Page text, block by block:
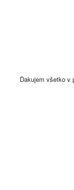
Ďakujem všetko v